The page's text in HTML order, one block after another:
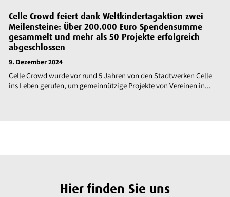
Celle Crowd feiert dank Weltkindertagaktion zwei
Meilensteine: Über 200.000 Euro Spendensumme
gesammelt und mehr als 50 Projekte erfolgreich
abgeschlossen
9. Dezember 2024
Celle Crowd wurde vor rund 5 Jahren von den Stadtwerken Celle
ins Leben gerufen, um gemeinnützige Projekte von Vereinen in...
Hier finden Sie uns